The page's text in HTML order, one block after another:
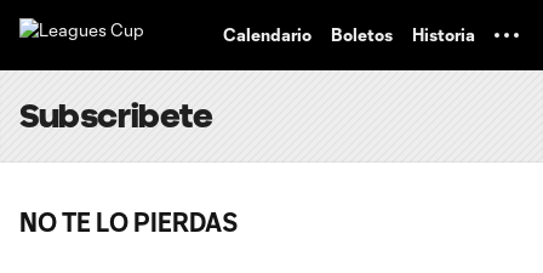
Calendario Boletos Historia
Subscribete
NO TE LO PIERDAS